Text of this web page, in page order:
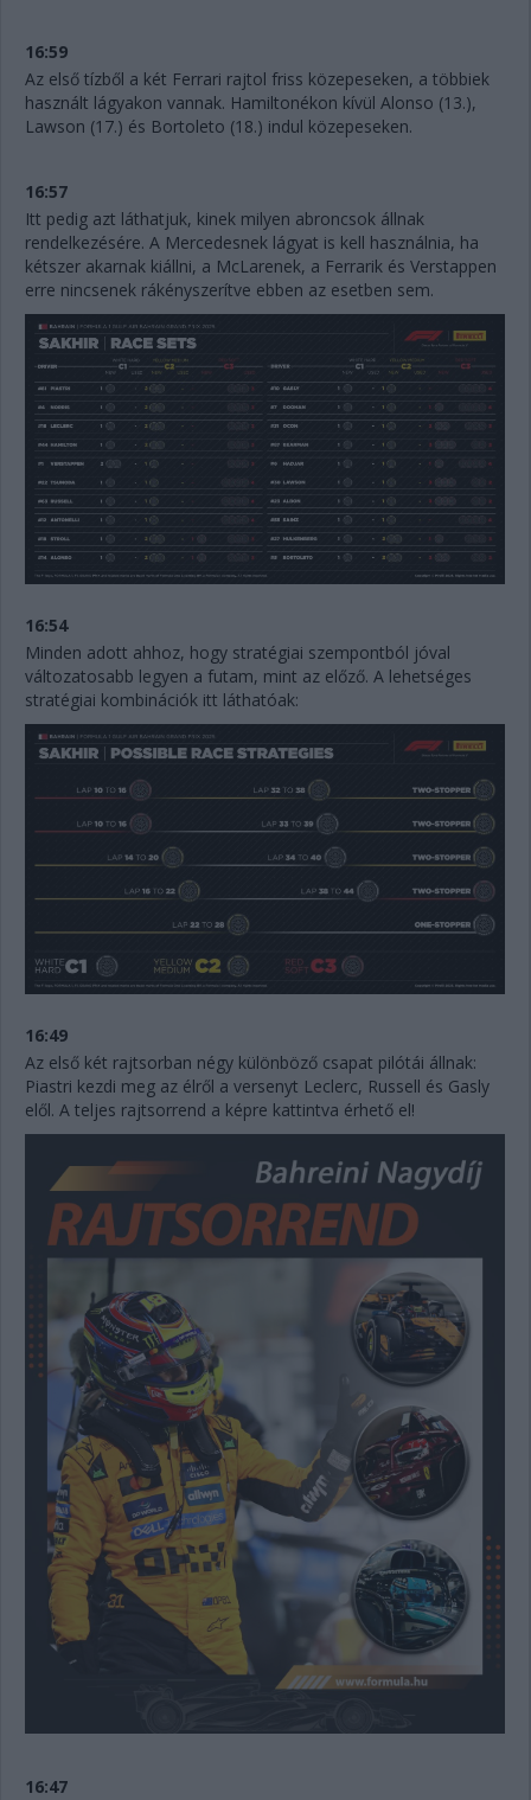
16:59
Az első tízből a két Ferrari rajtol friss közepeseken, a többiek
használt lágyakon vannak. Hamiltonékon kívül Alonso (13.),
Lawson (17.) és Bortoleto (18.) indul közepeseken.
16:57
Itt pedig azt láthatjuk, kinek milyen abroncsok állnak
rendelkezésére. A Mercedesnek lágyat is kell használnia, ha
kétszer akarnak kiállni, a McLarenek, a Ferrarik és Verstappen
erre nincsenek rákényszerítve ebben az esetben sem.
16:54
Minden adott ahhoz, hogy stratégiai szempontból jóval
változatosabb legyen a futam, mint az előző. A lehetséges
stratégiai kombinációk itt láthatóak:
16:49
Az első két rajtsorban négy különböző csapat pilótái állnak:
Piastri kezdi meg az élről a versenyt Leclerc, Russell és Gasly
elől. A teljes rajtsorrend a képre kattintva érhető el!
16:47